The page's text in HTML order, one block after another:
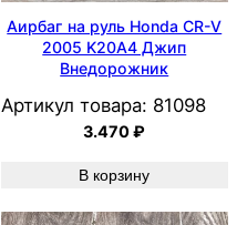
Аирбаг на руль Honda CR-V
2005 K20A4 Джип
Внедорожник
Артикул товара: 81098
3.470₽
В корзину